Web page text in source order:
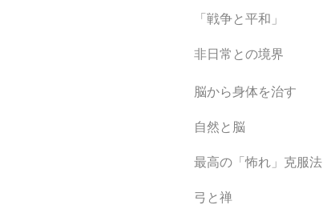
「戦争と平和」
非日常との境界
脳から身体を治す
自然と脳
最高の「怖れ」克服法
弓と禅